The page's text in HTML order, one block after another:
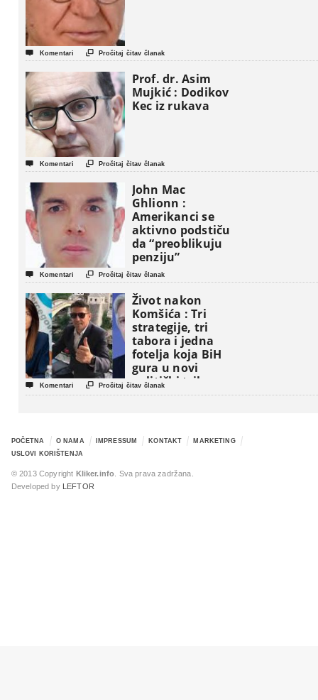
 Komentari  Pročitaj čitav članak
Prof. dr. Asim
Mujkić : Dodikov
Kec iz rukava
 Komentari  Pročitaj čitav članak
John Mac
Ghlionn :
Amerikanci se
aktivno podstiču
da “preoblikuju
penziju”
 Komentari  Pročitaj čitav članak
Život nakon
Komšića : Tri
strategije, tri
tabora i jedna
fotelja koja BiH
gura u novi
politički triler
 Komentari  Pročitaj čitav članak
POČETNA O NAMA IMPRESSUM KONTAKT
MARKETING
USLOVI KORIŠTENJA
© 2013 Copyright Kliker.info . Sva prava zadržana.
Developed by
LEFTOR